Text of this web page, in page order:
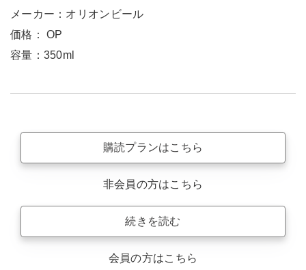
メーカー：オリオンビール
価格： OP
容量：350ml
購読プランはこちら
非会員の方はこちら
続きを読む
会員の方はこちら